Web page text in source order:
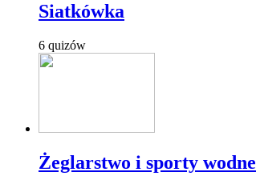
Siatkówka
6 quizów
Żeglarstwo i sporty wodne